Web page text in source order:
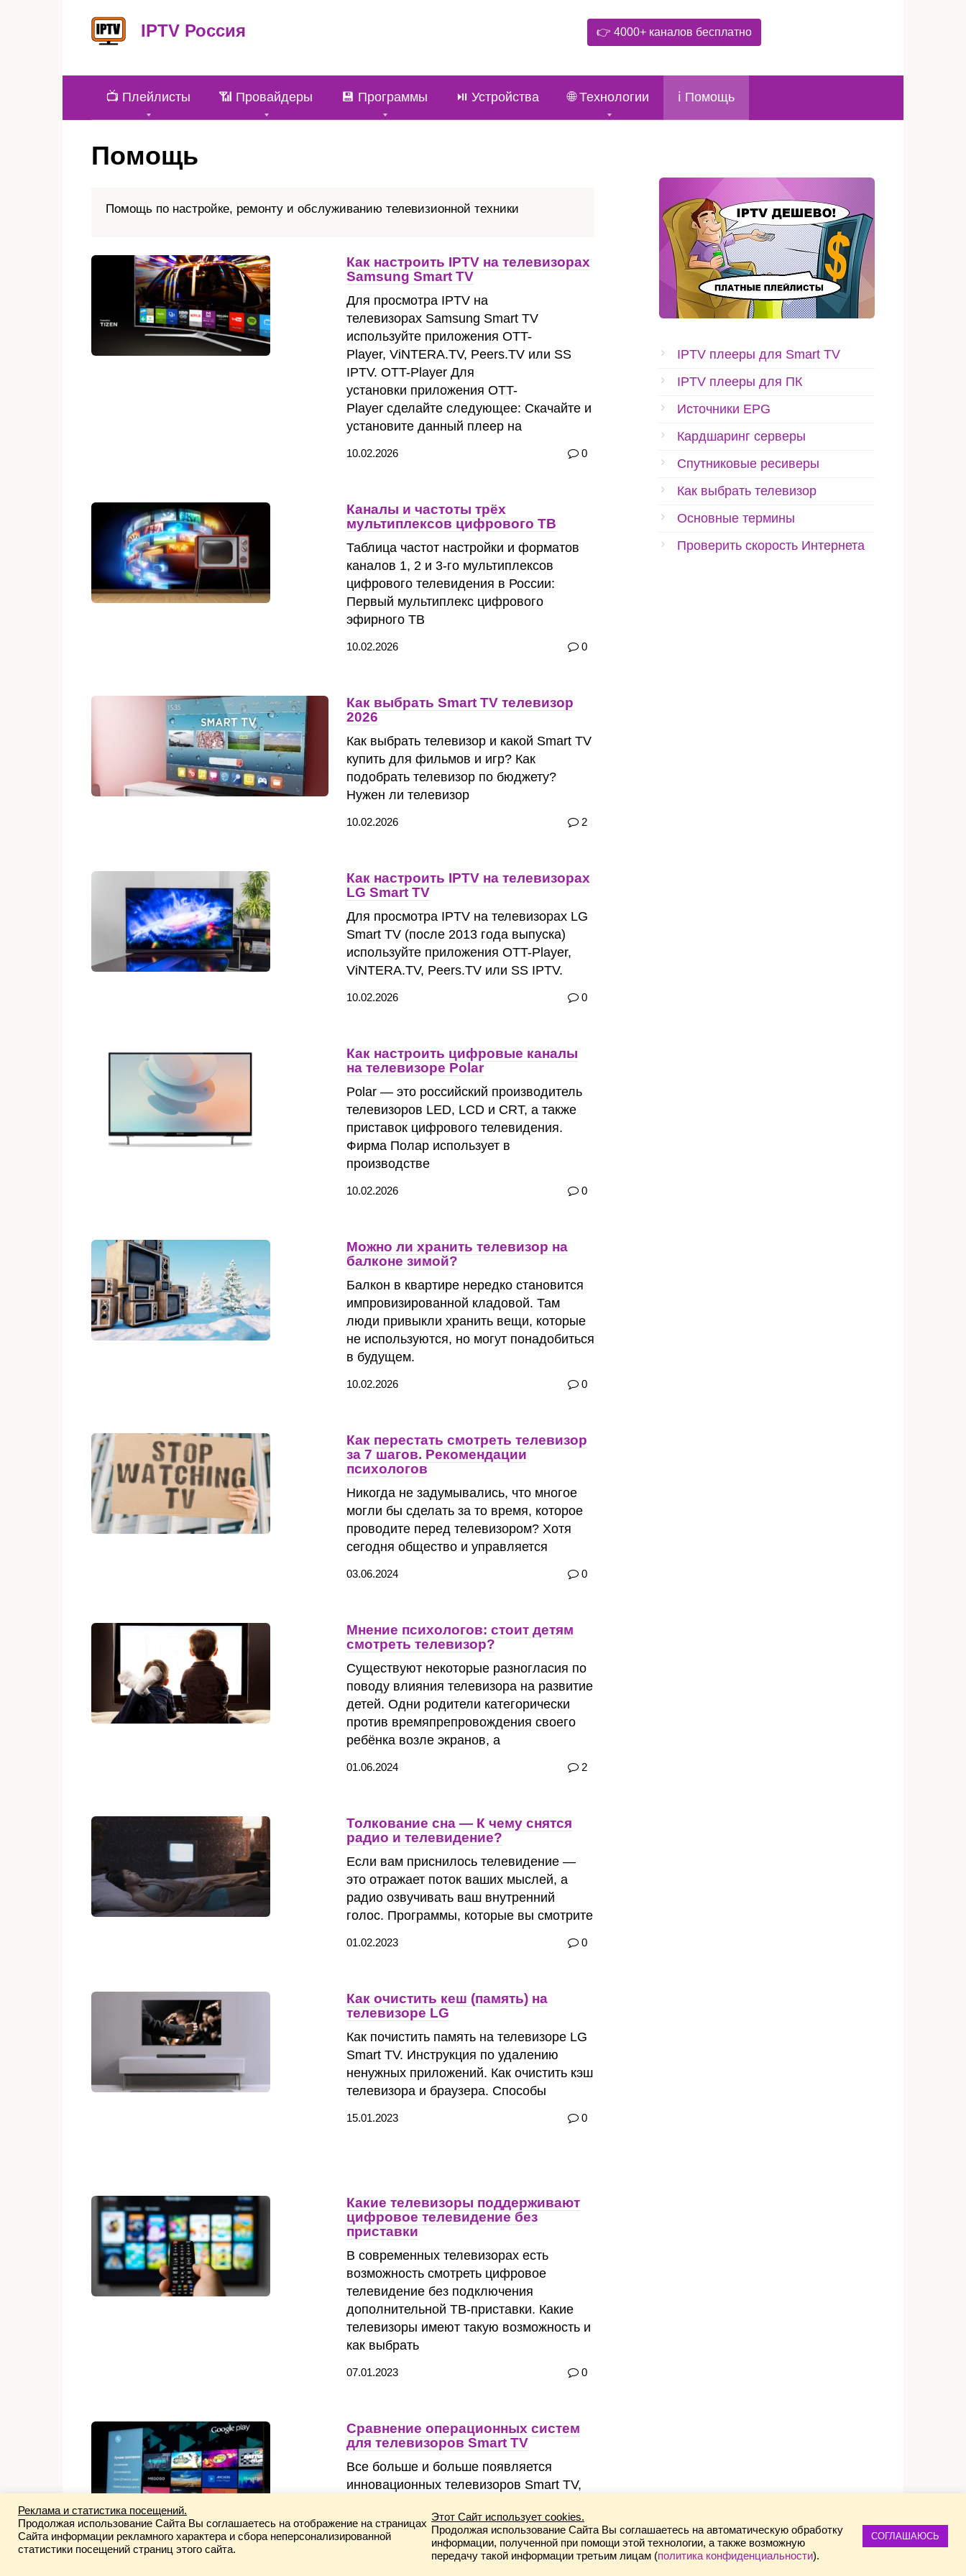
IPTV Россия 👉 4000+ каналов бесплатно
📺 Плейлисты 📶 Провайдеры 💾 Программы ⏯️ Устройства 🌐 Технологии ℹ️ Помощь
Помощь
Помощь по настройке, ремонту и обслуживанию телевизионной техники
Как настроить IPTV на телевизорах
Samsung Smart TV
Для просмотра IPTV на
телевизорах Samsung Smart TV
используйте приложения OTT-
Player, ViNTERA.TV, Peers.TV или SS
IPTV. OTT-Player Для
установки приложения OTT-
Player сделайте следующее: Скачайте и
установите данный плеер на
10.02.2026 0
Каналы и частоты трёх
мультиплексов цифрового ТВ
Таблица частот настройки и форматов
каналов 1, 2 и 3-го мультиплексов
цифрового телевидения в России:
Первый мультиплекс цифрового
эфирного ТВ
10.02.2026 0
Как выбрать Smart TV телевизор
2026
Как выбрать телевизор и какой Smart TV
купить для фильмов и игр? Как
подобрать телевизор по бюджету?
Нужен ли телевизор
10.02.2026 2
Как настроить IPTV на телевизорах
LG Smart TV
Для просмотра IPTV на телевизорах LG
Smart TV (после 2013 года выпуска)
используйте приложения OTT-Player,
ViNTERA.TV, Peers.TV или SS IPTV.
10.02.2026 0
Как настроить цифровые каналы
на телевизоре Polar
Polar — это российский производитель
телевизоров LED, LCD и CRT, а также
приставок цифрового телевидения.
Фирма Полар использует в
производстве
10.02.2026 0
Можно ли хранить телевизор на
балконе зимой?
Балкон в квартире нередко становится
импровизированной кладовой. Там
люди привыкли хранить вещи, которые
не используются, но могут понадобиться
в будущем.
10.02.2026 0
Как перестать смотреть телевизор
за 7 шагов. Рекомендации
психологов
Никогда не задумывались, что многое
могли бы сделать за то время, которое
проводите перед телевизором? Хотя
сегодня общество и управляется
03.06.2024 0
Мнение психологов: стоит детям
смотреть телевизор?
Существуют некоторые разногласия по
поводу влияния телевизора на развитие
детей. Одни родители категорически
против времяпрепровождения своего
ребёнка возле экранов, а
01.06.2024 2
Толкование сна — К чему снятся
радио и телевидение?
Если вам приснилось телевидение —
это отражает поток ваших мыслей, а
радио озвучивать ваш внутренний
голос. Программы, которые вы смотрите
01.02.2023 0
Как очистить кеш (память) на
телевизоре LG
Как почистить память на телевизоре LG
Smart TV. Инструкция по удалению
ненужных приложений. Как очистить кэш
телевизора и браузера. Способы
15.01.2023 0
Какие телевизоры поддерживают
цифровое телевидение без
приставки
В современных телевизорах есть
возможность смотреть цифровое
телевидение без подключения
дополнительной ТВ-приставки. Какие
телевизоры имеют такую возможность и
как выбрать
07.01.2023 0
Сравнение операционных систем
для телевизоров Smart TV
Все больше и больше появляется
инновационных телевизоров Smart TV,
программным обеспечением. В народе
данные девайсы носят названия
0
IPTV плееры для Smart TV
IPTV плееры для ПК
Источники EPG
Кардшаринг серверы
Спутниковые ресиверы
Как выбрать телевизор
Основные термины
Проверить скорость Интернета
Реклама и статистика посещений.
Продолжая использование Сайта Вы соглашаетесь на отображение на страницах
Сайта информации рекламного характера и сбора неперсонализированной
статистики посещений страниц этого сайта.
Этот Сайт использует cookies.
Продолжая использование Сайта Вы соглашаетесь на автоматическую обработку
информации, полученной при помощи этой технологии, а также возможную
передачу такой информации третьим лицам (политика конфиденциальности).
СОГЛАШАЮСЬ